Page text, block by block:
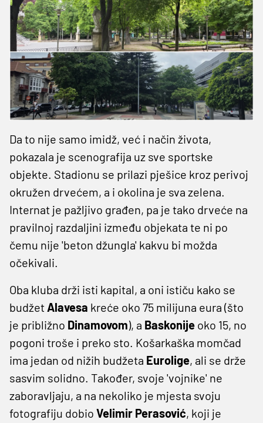
Da to nije samo imidž, već i način života,
pokazala je scenografija uz sve sportske
objekte. Stadionu se prilazi pješice kroz perivoj
okružen drvećem, a i okolina je sva zelena.
Internat je pažljivo građen, pa je tako drveće na
pravilnoj razdaljini između objekata te ni po
čemu nije 'beton džungla' kakvu bi možda
očekivali.
Oba kluba drži isti kapital, a oni ističu kako se
budžet Alavesa kreće oko 75 milijuna eura (što
je približno Dinamovom), a Baskonije oko 15, no
pogoni troše i preko sto. Košarkaška momčad
ima jedan od nižih budžeta Eurolige, ali se drže
sasvim solidno. Također, svoje 'vojnike' ne
zaboravljaju, a na nekoliko je mjesta svoju
fotografiju dobio Velimir Perasović, koji je